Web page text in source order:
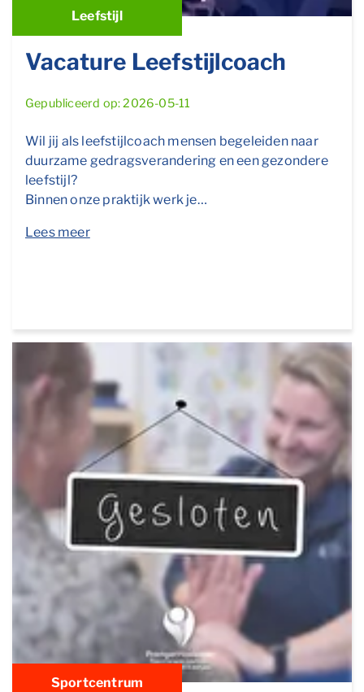
Leefstijl
Vacature Leefstijlcoach
Gepubliceerd op: 2026-05-11
Wil jij als leefstijlcoach mensen begeleiden naar
duurzame gedragsverandering en een gezondere
leefstijl?
Binnen onze praktijk werk je…
Lees meer
Sportcentrum